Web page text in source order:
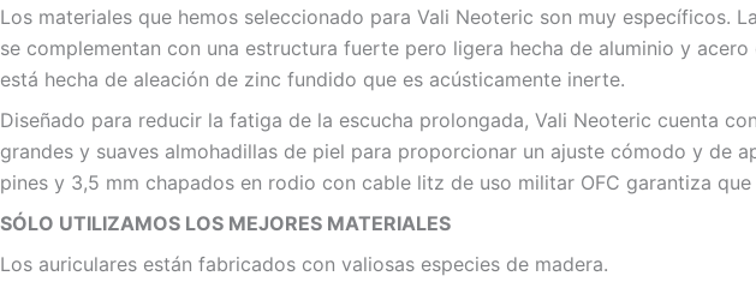
Los materiales que hemos seleccionado para Vali Neoteric son muy específicos.
se complementan con una estructura fuerte pero ligera hecha de aluminio y
está hecha de aleación de zinc fundido que es acústicamente inerte.
Diseñado para reducir la fatiga de la escucha prolongada, Vali Neoteric cuenta
grandes y suaves almohadillas de piel para proporcionar un ajuste cómodo y de
pines y 3,5 mm chapados en rodio con cable litz de uso militar OFC garantiza
SÓLO UTILIZAMOS LOS MEJORES MATERIALES
Los auriculares están fabricados con valiosas especies de madera.